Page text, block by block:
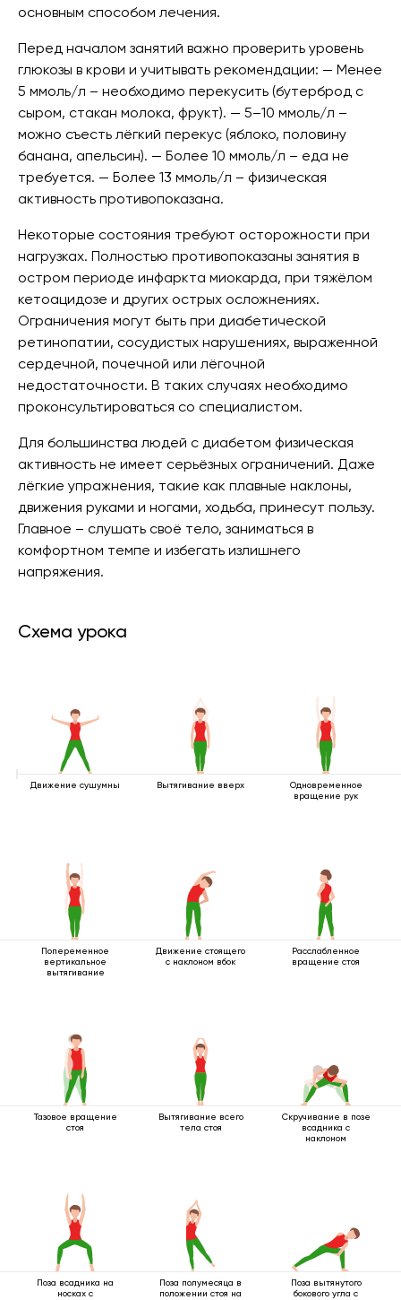
основным способом лечения.
Перед началом занятий важно проверить уровень
глюкозы в крови и учитывать рекомендации: — Менее
5 ммоль/л – необходимо перекусить (бутерброд с
сыром, стакан молока, фрукт). — 5–10 ммоль/л –
можно съесть лёгкий перекус (яблоко, половину
банана, апельсин). — Более 10 ммоль/л – еда не
требуется. — Более 13 ммоль/л – физическая
активность противопоказана.
Некоторые состояния требуют осторожности при
нагрузках. Полностью противопоказаны занятия в
остром периоде инфаркта миокарда, при тяжёлом
кетоацидозе и других острых осложнениях.
Ограничения могут быть при диабетической
ретинопатии, сосудистых нарушениях, выраженной
сердечной, почечной или лёгочной
недостаточности. В таких случаях необходимо
проконсультироваться со специалистом.
Для большинства людей с диабетом физическая
активность не имеет серьёзных ограничений. Даже
лёгкие упражнения, такие как плавные наклоны,
движения руками и ногами, ходьба, принесут пользу.
Главное – слушать своё тело, заниматься в
комфортном темпе и избегать излишнего
напряжения.
Схема урока
Движение сушумны Вытягивание вверх
Одновременное
вращение рук
Попеременное
вертикальное
вытягивание
Движение стоящего
с наклоном вбок
Расслабленное
вращение стоя
Тазовое вращение
стоя
Вытягивание всего
тела стоя
Скручивание в позе
всадника с
наклоном
Поза всадника на
носках с
Поза полумесяца в
положении стоя на
Поза вытянутого
бокового угла с